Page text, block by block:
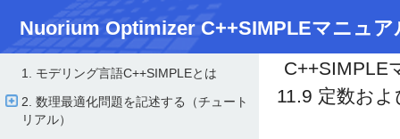
Nuorium Optimizer C++SIMPLEマニュア
1. モデリング言語C++SIMPLEとは
2. 数理最適化問題を記述する（チュート
リアル）
C++SIMPLE
11.9 定数お